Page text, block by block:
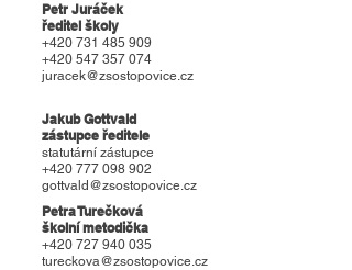
Petr Juráček
ředitel školy
+420 731 485 909
+420 547 357 074
juracek@zsostopovice.cz
Jakub Gottvald
zástupce ředitele
statutární zástupce
+420 777 098 902
gottvald@zsostopovice.cz
Petra Turečková
školní metodička
+420 727 940 035
tureckova@zsostopovice.cz